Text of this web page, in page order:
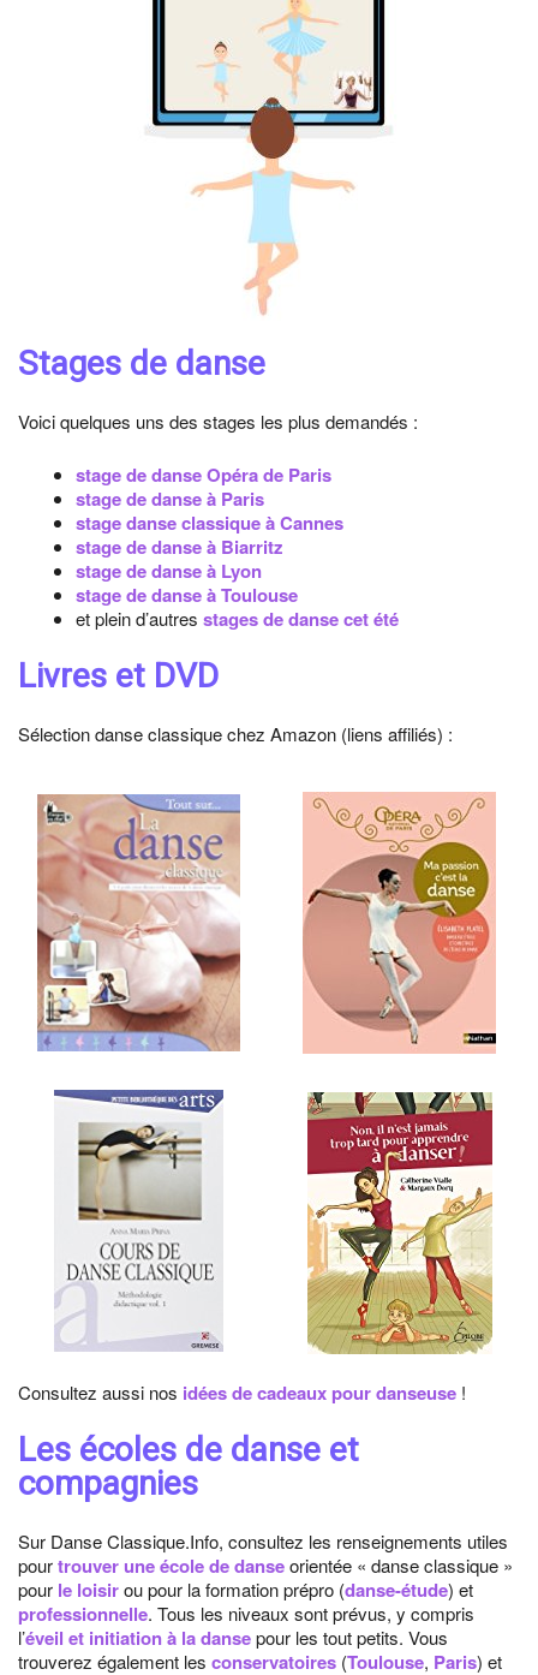
Stages de danse
Voici quelques uns des stages les plus demandés :
stage de danse Opéra de Paris
stage de danse à Paris
stage danse classique à Cannes
stage de danse à Biarritz
stage de danse à Lyon
stage de danse à Toulouse
et plein d’autres stages de danse cet été
Livres et DVD
Sélection danse classique chez Amazon (liens affiliés) :
Consultez aussi nos idées de cadeaux pour danseuse !
Les écoles de danse et
compagnies
Sur Danse Classique.Info, consultez les renseignements utiles
pourtrouver une école de danseorientée « danse classique »
pour le loisirou pour la formation prépro (danse-étude) et
professionnelle. Tous les niveaux sont prévus, y compris
l’éveil et initiation à la dansepour les tout petits. Vous
trouverez également les conservatoires (Toulouse, Paris) et